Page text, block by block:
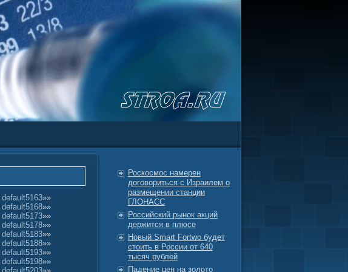
default5163»»
default5168»»
default5173»»
default5178»»
default5183»»
default5188»»
default5193»»
default5198»»
Роскосмос намерен
договориться с Израилем о
размещении станции
ГЛОНАСС
Российский рынок акций
держится в плюсе
Новый Smart Fortwo будет
стоить в России от 640
тысяч рублей
Падение цен на золото